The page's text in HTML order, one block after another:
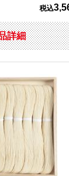
税込
詳細